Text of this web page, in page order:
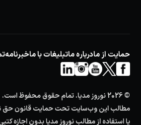
حمایت از مادرباره ماتبلیغات با ماخبرنامه
© 2026 نوروز مدیا. تمام حقوق محفوظ است.
مطالب این وب‌سایت تحت حمایت قانون حق نشر
یا استفاده از مطالب نوروز مدیا بدون اجازه